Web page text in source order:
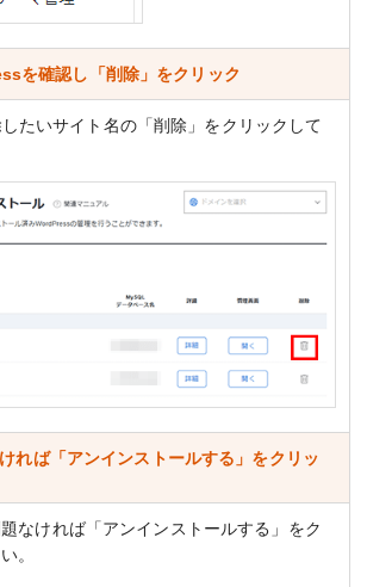
を確認し「削除」をクリック
たいサイト名の「削除」をクリックして
れば「アンインストールする」をクリッ
なければ「アンインストールする」をク
。